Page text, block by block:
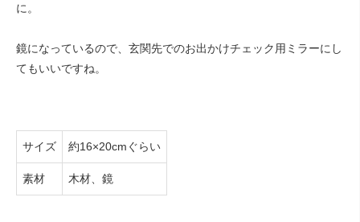
に。
鏡になっているので、玄関先でのお出かけチェック用ミラーにし
てもいいですね。
サイズ 約16×20cmぐらい
素材 木材、鏡